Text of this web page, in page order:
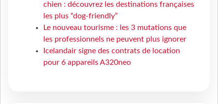
chien : découvrez les destinations françaises
les plus “dog-friendly”
Le nouveau tourisme : les 3 mutations que
les professionnels ne peuvent plus ignorer
Icelandair signe des contrats de location
pour 6 appareils A320neo